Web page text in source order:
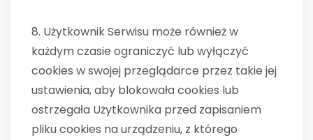
8. Użytkownik Serwisu może również w
każdym czasie ograniczyć lub wyłączyć
cookies w swojej przeglądarce przez takie jej
ustawienia, aby blokowała cookies lub
ostrzegała Użytkownika przed zapisaniem
pliku cookies na urządzeniu, z którego